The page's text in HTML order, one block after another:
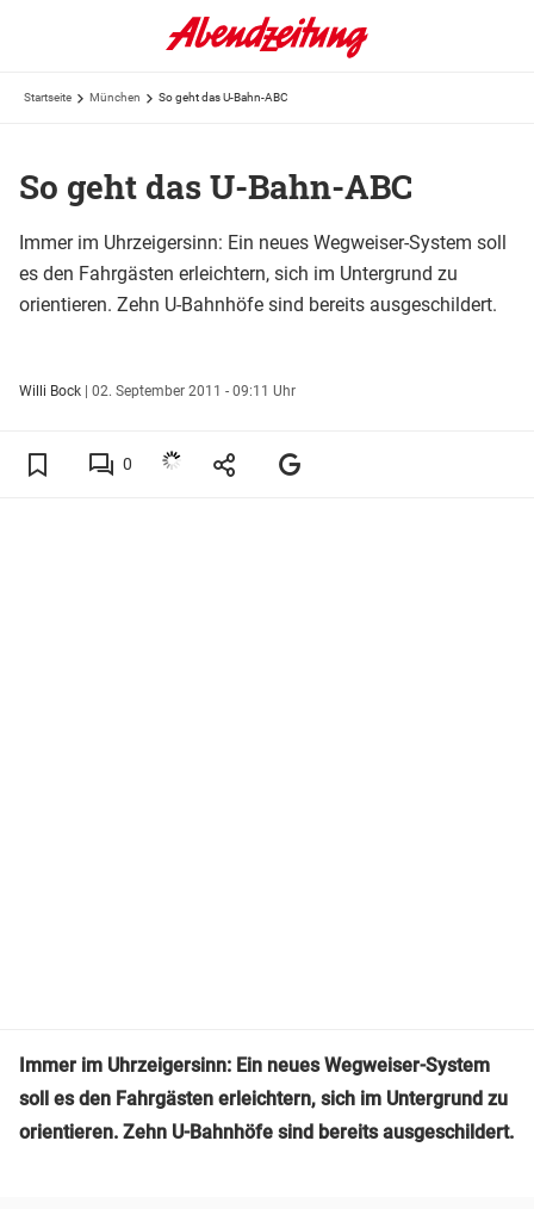
Startseite München So geht das U-Bahn-ABC
So geht das U-Bahn-ABC
Immer im Uhrzeigersinn: Ein neues Wegweiser-System soll
es den Fahrgästen erleichtern, sich im Untergrund zu
orientieren. Zehn U-Bahnhöfe sind bereits ausgeschildert.
Willi Bock | 02. September 2011 - 09:11 Uhr
0
Immer im Uhrzeigersinn: Ein neues Wegweiser-System
soll es den Fahrgästen erleichtern, sich im Untergrund zu
orientieren. Zehn U-Bahnhöfe sind bereits ausgeschildert.